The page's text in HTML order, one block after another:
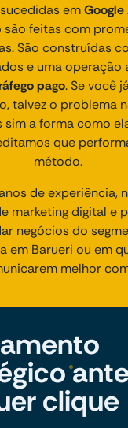
em
são feitas com
São construídas
e uma operação
pago. Se você
talvez o problema
a forma como
que
método.
de experiência,
marketing digital e
negócios do
em Barueri ou em
melhor
clique